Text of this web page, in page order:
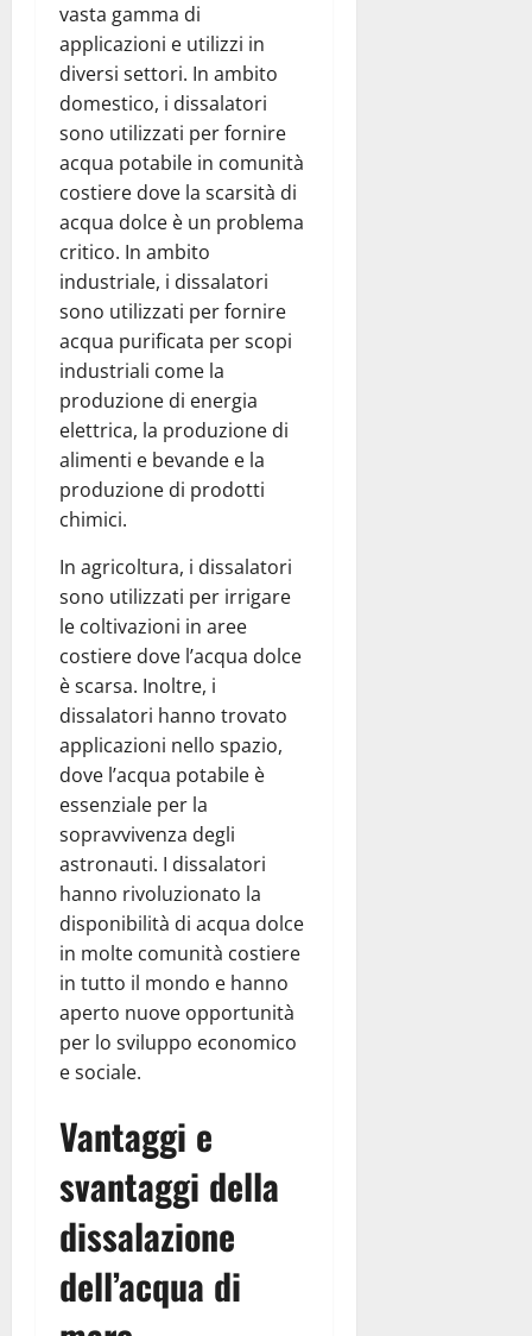
vasta gamma di
applicazioni e utilizzi in
diversi settori. In ambito
domestico, i dissalatori
sono utilizzati per fornire
acqua potabile in comunità
costiere dove la scarsità di
acqua dolce è un problema
critico. In ambito
industriale, i dissalatori
sono utilizzati per fornire
acqua purificata per scopi
industriali come la
produzione di energia
elettrica, la produzione di
alimenti e bevande e la
produzione di prodotti
chimici.
In agricoltura, i dissalatori
sono utilizzati per irrigare
le coltivazioni in aree
costiere dove l’acqua dolce
è scarsa. Inoltre, i
dissalatori hanno trovato
applicazioni nello spazio,
dove l’acqua potabile è
essenziale per la
sopravvivenza degli
astronauti. I dissalatori
hanno rivoluzionato la
disponibilità di acqua dolce
in molte comunità costiere
in tutto il mondo e hanno
aperto nuove opportunità
per lo sviluppo economico
e sociale.
Vantaggi e
svantaggi della
dissalazione
dell’acqua di